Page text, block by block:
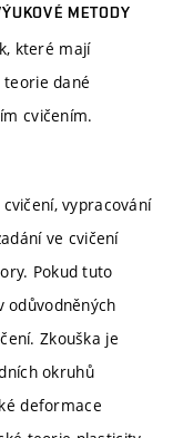
METODY
které mají
dané
cvičením.
vypracování
ve cvičení
Pokud tuto
odůvodněných
Zkouška je
okruhů
deformace